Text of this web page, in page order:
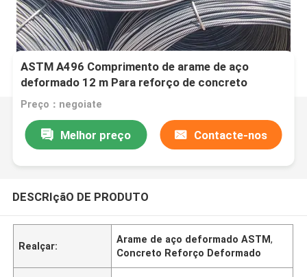
ASTM A496 Comprimento de arame de aço
deformado 12 m Para reforço de concreto
Preço：negoiate
Melhor preço Contacte-nos
DESCRIçãO DE PRODUTO
Realçar:
Arame de aço deformado ASTM,
Concreto Reforço Deformado